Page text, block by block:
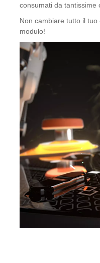
consumati da tantissime
Non cambiare tutto il
modulo!